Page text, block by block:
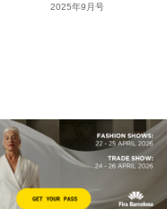
2025年9月号